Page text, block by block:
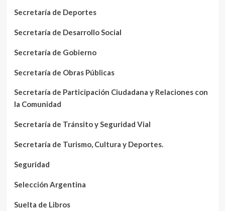
Secretaría de Deportes
Secretaría de Desarrollo Social
Secretaría de Gobierno
Secretaría de Obras Públicas
Secretaría de Participación Ciudadana y Relaciones con
la Comunidad
Secretaría de Tránsito y Seguridad Vial
Secretaría de Turismo, Cultura y Deportes.
Seguridad
Selección Argentina
Suelta de Libros